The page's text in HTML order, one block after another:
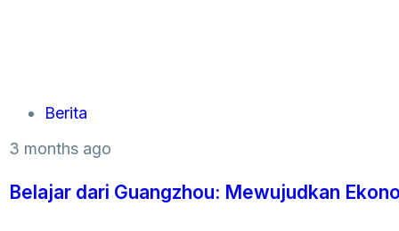
Berita
3 months ago
Belajar dari Guangzhou: Mewujudkan